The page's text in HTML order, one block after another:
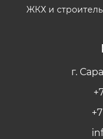
ЖКХ и
г.